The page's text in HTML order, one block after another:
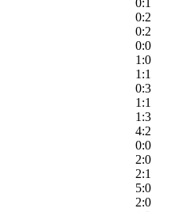
0:1
0:2
0:2
0:0
1:0
1:1
0:3
1:1
1:3
4:2
0:0
2:0
2:1
5:0
2:0